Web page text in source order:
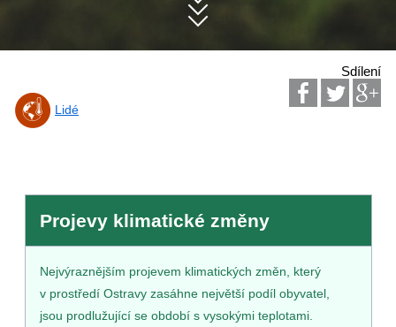
Sdílení
Lidé
Projevy klimatické změny
Nejvýraznějším projevem klimatických změn, který
v prostředí Ostravy zasáhne největší podíl obyvatel,
jsou prodlužující se období s vysokými teplotami.